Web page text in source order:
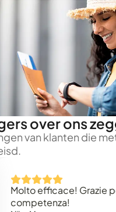
over ons
van klanten die
efficace! Grazie per la